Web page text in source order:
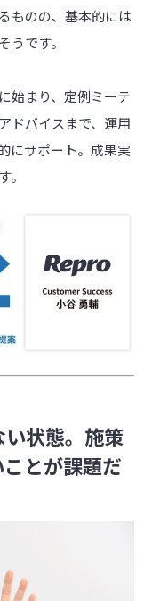
ものの、基本的には
うです。
始まり、定例ミーテ
ドバイスまで、運用
にサポート。成果実
状態。施策
とが課題だ